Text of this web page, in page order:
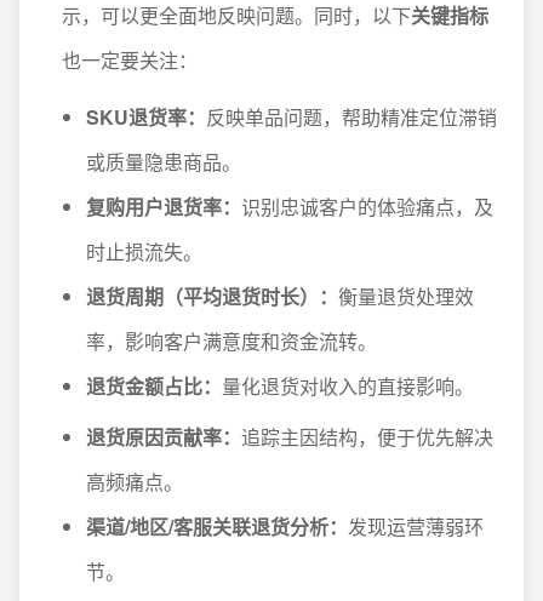
示，可以更全面地反映问题。同时，以下关键指标
也一定要关注：
SKU退货率： 反映单品问题，帮助精准定位滞销
或质量隐患商品。
复购用户退货率： 识别忠诚客户的体验痛点，及
时止损流失。
退货周期（平均退货时长）： 衡量退货处理效
率，影响客户满意度和资金流转。
退货金额占比： 量化退货对收入的直接影响。
退货原因贡献率： 追踪主因结构，便于优先解决
高频痛点。
渠道/地区/客服关联退货分析： 发现运营薄弱环
节。